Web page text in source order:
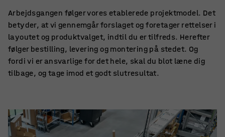
Arbejdsgangen følger vores etablerede projektmodel. Det
betyder, at vi gennemgår forslaget og foretager rettelser i
layoutet og produktvalget, indtil du er tilfreds. Herefter
følger bestilling, levering og montering på stedet. Og
fordi vi er ansvarlige for det hele, skal du blot læne dig
tilbage, og tage imod et godt slutresultat.